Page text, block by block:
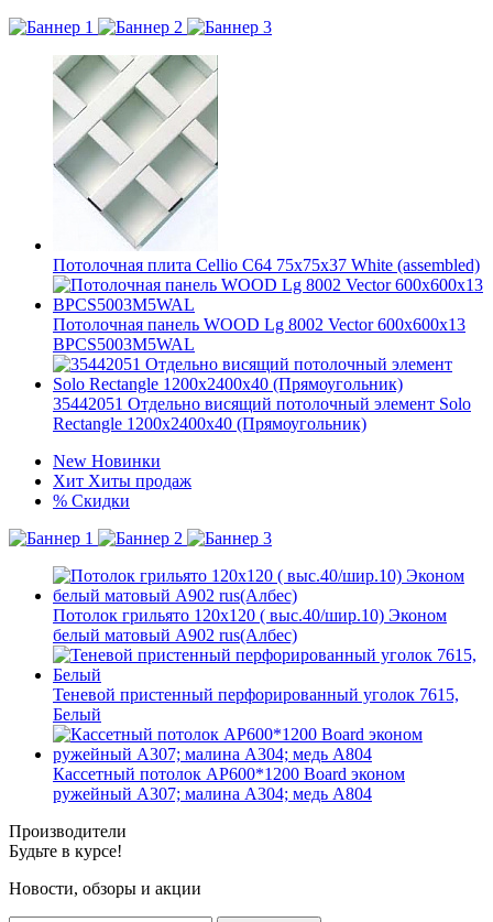
Потолочная плита Cellio C64 75x75x37 White (assembled)
Потолочная панель WOOD Lg 8002 Vector 600x600x13
BPCS5003M5WAL
35442051 Отдельно висящий потолочный элемент Solo
Rectangle 1200x2400x40 (Прямоугольник)
New Новинки
Хит Хиты продаж
% Скидки
Потолок грильято 120х120 ( выс.40/шир.10) Эконом
белый матовый А902 rus(Албес)
Теневой пристенный перфорированный уголок 7615,
Белый
Кассетный потолок AP600*1200 Board эконом
ружейный А307; малина А304; медь А804
Производители
Будьте в курсе!
Новости, обзоры и акции